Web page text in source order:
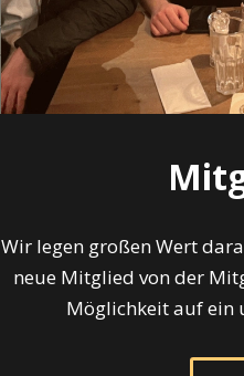
Wir legen großen Wert
neue Mitglied von der
Möglichkeit auf ein